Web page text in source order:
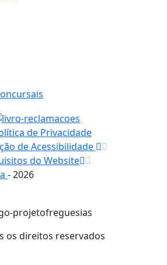
de Privacidade
de Acessibilidade
do Website
- 2026
os direitos reservados